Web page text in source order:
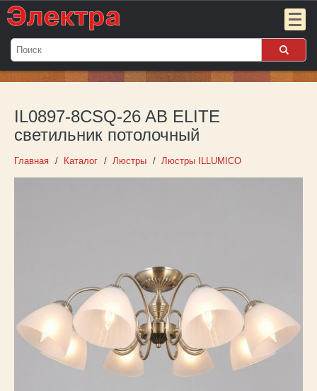
Мой
пуст
Войти
Контакты
Каталог
товаров
IL0897-8CSQ-26 AB ELITE
светильник потолочный
Главная Каталог Люстры Люстры ILLUMICO